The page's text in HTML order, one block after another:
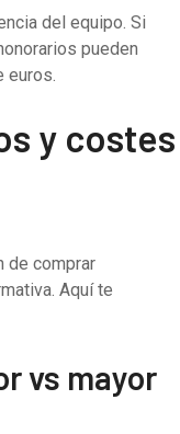
del equipo. Si
pueden
y costes
de comprar
Aquí te
vs mayor